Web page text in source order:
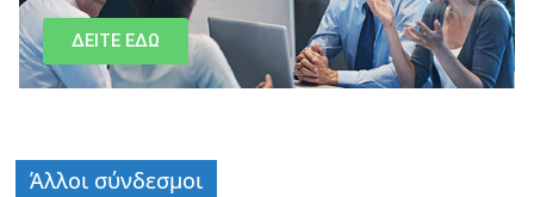
ΔΕΙΤΕ ΕΔΩ
Άλλοι σύνδεσμοι